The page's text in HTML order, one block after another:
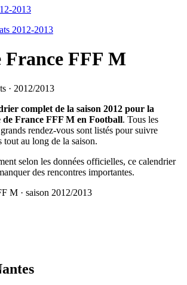
2013
2012-2013
France FFF M
· 2012/2013
complet de la saison 2012 pour la
France FFF M en Football. Tous les
rendez-vous sont listés pour suivre
tout au long de la saison.
selon les données officielles, ce calendrier
des rencontres importantes.
M · saison 2012/2013